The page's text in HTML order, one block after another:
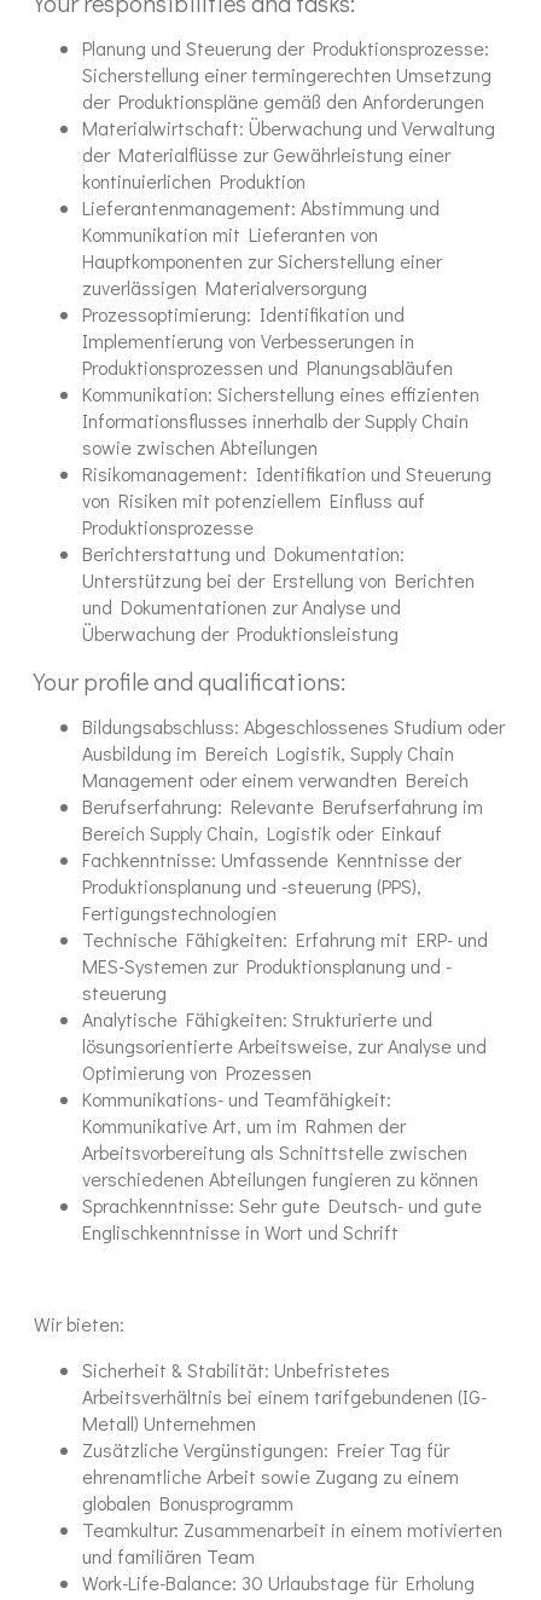
Planung und Steuerung der Produktionsprozesse:
Sicherstellung einer termingerechten Umsetzung
der Produktionspläne gemäß den Anforderungen
Materialwirtschaft: Überwachung und Verwaltung
der Materialflüsse zur Gewährleistung einer
kontinuierlichen Produktion
Lieferantenmanagement: Abstimmung und
Kommunikation mit Lieferanten von
Hauptkomponenten zur Sicherstellung einer
zuverlässigen Materialversorgung
Prozessoptimierung: Identifikation und
Implementierung von Verbesserungen in
Produktionsprozessen und Planungsabläufen
Kommunikation: Sicherstellung eines effizienten
Informationsflusses innerhalb der Supply Chain
sowie zwischen Abteilungen
Risikomanagement: Identifikation und Steuerung
von Risiken mit potenziellem Einfluss auf
Produktionsprozesse
Berichterstattung und Dokumentation:
Unterstützung bei der Erstellung von Berichten
und Dokumentationen zur Analyse und
Überwachung der Produktionsleistung
Your profile and qualifications:
Bildungsabschluss: Abgeschlossenes Studium oder
Ausbildung im Bereich Logistik, Supply Chain
Management oder einem verwandten Bereich
Berufserfahrung: Relevante Berufserfahrung im
Bereich Supply Chain, Logistik oder Einkauf
Fachkenntnisse: Umfassende Kenntnisse der
Produktionsplanung und -steuerung (PPS),
Fertigungstechnologien
Technische Fähigkeiten: Erfahrung mit ERP- und
MES-Systemen zur Produktionsplanung und -
steuerung
Analytische Fähigkeiten: Strukturierte und
lösungsorientierte Arbeitsweise, zur Analyse und
Optimierung von Prozessen
Kommunikations- und Teamfähigkeit:
Kommunikative Art, um im Rahmen der
Arbeitsvorbereitung als Schnittstelle zwischen
verschiedenen Abteilungen fungieren zu können
Sprachkenntnisse: Sehr gute Deutsch- und gute
Englischkenntnisse in Wort und Schrift
Wir bieten:
Sicherheit & Stabilität: Unbefristetes
Arbeitsverhältnis bei einem tarifgebundenen (IG-
Metall) Unternehmen
Zusätzliche Vergünstigungen: Freier Tag für
ehrenamtliche Arbeit sowie Zugang zu einem
globalen Bonusprogramm
Teamkultur: Zusammenarbeit in einem motivierten
und familiären Team
Work-Life-Balance: 30 Urlaubstage für Erholung